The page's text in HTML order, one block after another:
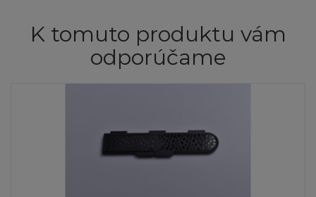
K tomuto produktu vám
odporúčame